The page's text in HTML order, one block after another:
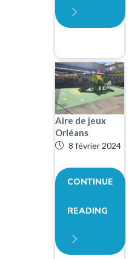
Aire de jeux
Orléans
8 février 2024
CONTINUE
READING